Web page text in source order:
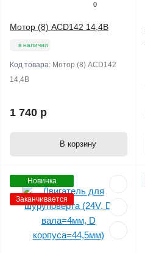
0
Мотор (8) ACD142 14,4В
в наличии
Код товара: Мотор (8) ACD142
14,4В
1 740 р
В корзину
Новинка
Заканчивается